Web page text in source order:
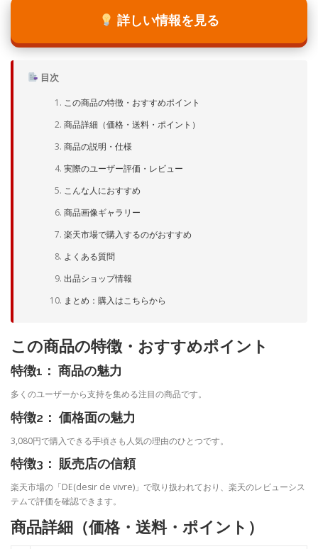
詳しい情報を見る
目次
この商品の特徴・おすすめポイント
商品詳細（価格・送料・ポイント）
商品の説明・仕様
実際のユーザー評価・レビュー
こんな人におすすめ
商品画像ギャラリー
楽天市場で購入するのがおすすめ
よくある質問
出品ショップ情報
まとめ：購入はこちらから
この商品の特徴・おすすめポイント
特徴1： 商品の魅力
多くのユーザーから支持を集める注目の商品です。
特徴2： 価格面の魅力
3,080円で購入できる手頃さも人気の理由のひとつです。
特徴3： 販売店の信頼
楽天市場の「DE(desir de vivre)」で取り扱われており、楽天のレビューシス
テムで評価を確認できます。
商品詳細（価格・送料・ポイント）